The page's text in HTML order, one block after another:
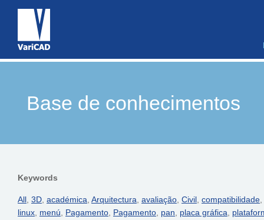
Base de conhecimentos
Keywords
All, 3D, académica, Arquitectura, avaliação, Civil, compatibilidade,
linux, menú, Pagamento, Pagamento, pan, placa gráfica,